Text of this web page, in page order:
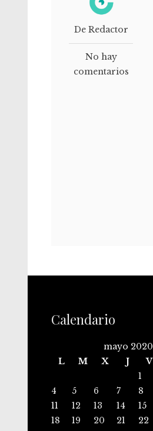
De Redactor
No hay
comentarios
Calendario
mayo 2020
L
M X J V
1
4
5 6 7 8
11
12 13 14 15
18
19 20 21 22